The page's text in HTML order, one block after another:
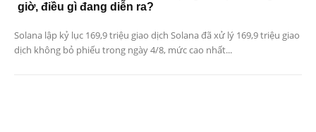
giờ, điều gì đang diễn ra?
Solana lập kỷ lục 169,9 triệu giao dịch Solana đã xử lý 169,9 triệu giao
dịch không bỏ phiếu trong ngày 4/8, mức cao nhất...